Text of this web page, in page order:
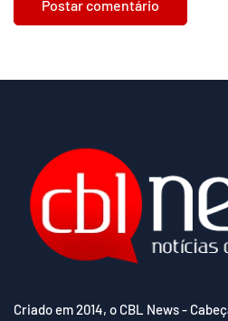
Criado em 2014, o CBL News -